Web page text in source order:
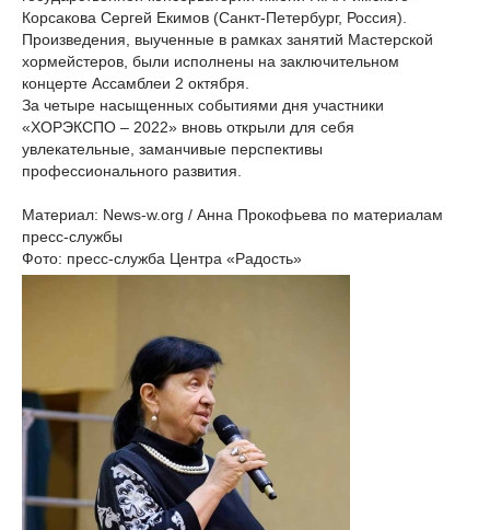
Корсакова Сергей Екимов (Санкт-Петербург, Россия).
Произведения, выученные в рамках занятий Мастерской
хормейстеров, были исполнены на заключительном
концерте Ассамблеи 2 октября.
За четыре насыщенных событиями дня участники
«ХОРЭКСПО – 2022» вновь открыли для себя
увлекательные, заманчивые перспективы
профессионального развития.
Материал: News-w.org / Анна Прокофьева по материалам
пресс-службы
Фото: пресс-служба Центра «Радость»